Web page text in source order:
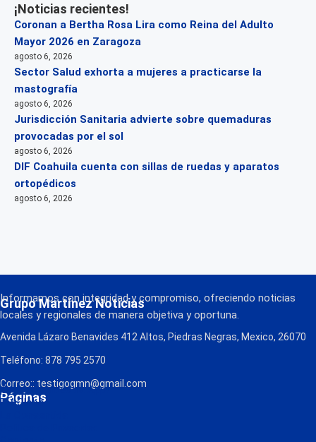
¡Noticias recientes!
Coronan a Bertha Rosa Lira como Reina del Adulto
Mayor 2026 en Zaragoza
agosto 6, 2026
Sector Salud exhorta a mujeres a practicarse la
mastografía
agosto 6, 2026
Jurisdicción Sanitaria advierte sobre quemaduras
provocadas por el sol
agosto 6, 2026
DIF Coahuila cuenta con sillas de ruedas y aparatos
ortopédicos
agosto 6, 2026
Grupo Martínez Noticias
Informamos con integridad y compromiso, ofreciendo noticias
locales y regionales de manera objetiva y oportuna.
Avenida Lázaro Benavides 412 Altos, Piedras Negras, Mexico, 26070
Teléfono: 878 795 2570
Correo:: testigogmn@gmail.com
Páginas
¡Descarga nuestra App!
FM Globo